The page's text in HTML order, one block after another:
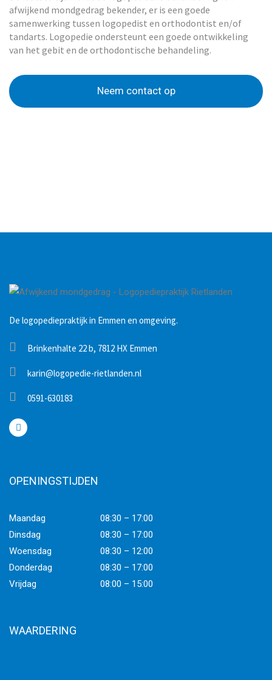
afwijkend mondgedrag bekender, er is een goede
samenwerking tussen logopedist en orthodontist en/of
tandarts. Logopedie ondersteunt een goede ontwikkeling
van het gebit en de orthodontische behandeling.
Neem contact op
De logopediepraktijk in Emmen en omgeving.
Brinkenhalte 22 b, 7812 HX Emmen
karin@logopedie-rietlanden.nl
0591-630183
OPENINGSTIJDEN
Maandag
08:30 – 17:00
Dinsdag
08:30 – 17:00
Woensdag
08:30 – 12:00
Donderdag
08:30 – 17:00
Vrijdag
08:00 – 15:00
WAARDERING